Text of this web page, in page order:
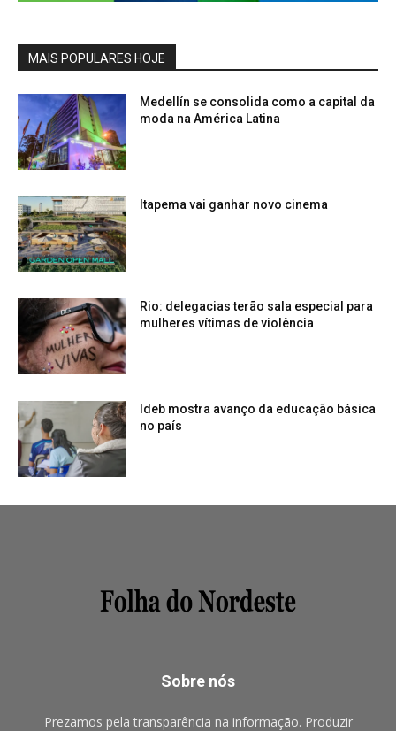
MAIS POPULARES HOJE
Medellín se consolida como a capital da
moda na América Latina
Itapema vai ganhar novo cinema
Rio: delegacias terão sala especial para
mulheres vítimas de violência
Ideb mostra avanço da educação básica
no país
Sobre nós
Prezamos pela transparência na informação. Produzir